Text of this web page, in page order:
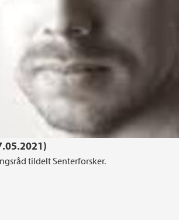
tildelt Senterforsker.